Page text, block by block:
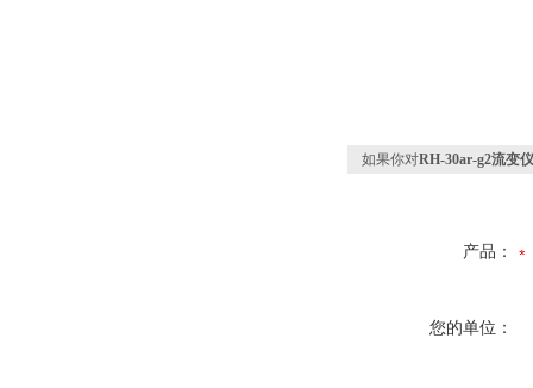
如果你对RH-30ar-g2流变仪
产品：
您的单位：